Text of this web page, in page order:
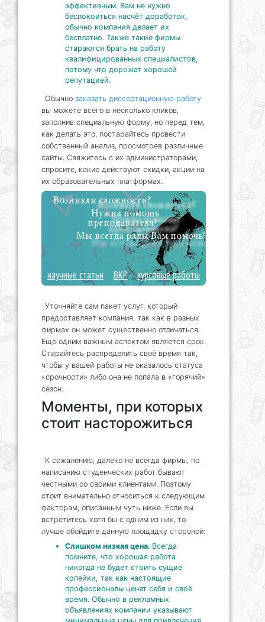
эффективным. Вам не нужно
беспокоиться насчёт доработок,
обычно компания делает их
бесплатно. Также такие фирмы
стараются брать на работу
квалифицированных специалистов,
потому что дорожат хорошей
репутацией.
Обычно заказать диссертационную работу
вы можете всего в несколько кликов,
заполнив специальную форму, но перед тем,
как делать это, постарайтесь провести
собственный анализ, просмотрев различные
сайты. Свяжитесь с их администраторами,
спросите, какие действуют скидки, акции на
их образовательных платформах.
Возникли сложности?
Нужна помощь
преподавателя?
Мы всегда рады Вам помочь!
научные статьи ВКР курсовые работы
Уточняйте сам пакет услуг, который
предоставляет компания, так как в разных
фирмах он может существенно отличаться.
Ещё одним важным аспектом является срок.
Старайтесь распределить своё время так,
чтобы у вашей работы не оказалось статуса
«срочности» либо она не попала в «горячий»
сезон.
Моменты, при которых
стоит насторожиться
К сожалению, далеко не всегда фирмы, по
написанию студенческих работ бывают
честными со своими клиентами. Поэтому
стоит внимательно относиться к следующим
факторам, описанным чуть ниже. Если вы
встретитесь хотя бы с одним из них, то
лучше обойдите данную площадку стороной:
Слишком низкая цена. Всегда
помните, что хорошая работа
никогда не будет стоить сущие
копейки, так как настоящие
профессионалы ценят себя и своё
время. Обычно в рекламных
объявлениях компании указывают